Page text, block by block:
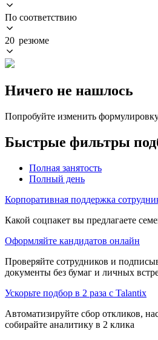
По соответствию
20 резюме
Ничего не нашлось
Попробуйте изменить
Быстрые фильтры
Полная занятость
Полный день
Корпоративная поддержка
Какой соцпакет вы предлагаете
Оформляйте кандидатов онлайн
Проверяйте сотрудников и
документы без бумаг и личных
Ускорьте подбор в 2 раза с Talantix
Автоматизируйте сбор откликов,
собирайте аналитику в 2 клика